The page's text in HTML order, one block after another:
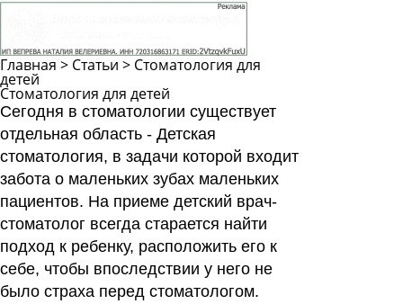
Главная > Статьи > Стоматология для
детей
Стоматология для детей
Сегодня в стоматологии существует
отдельная область - Детская
стоматология, в задачи которой входит
забота о маленьких зубах маленьких
пациентов. На приеме детский врач-
стоматолог всегда старается найти
подход к ребенку, расположить его к
себе, чтобы впоследствии у него не
было страха перед стоматологом.